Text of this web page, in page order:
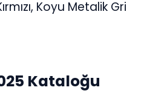
Koyu Metalik Gri
Kataloğu